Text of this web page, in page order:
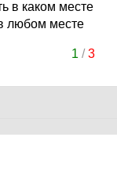
в каком месте
любом месте
1 /3